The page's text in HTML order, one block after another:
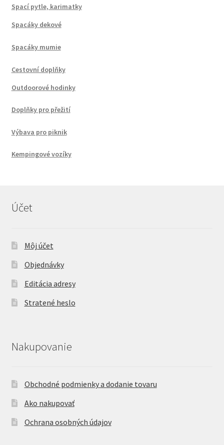
Spací pytle, karimatky
Spacáky dekové
Spacáky mumie
Cestovní doplňky
Outdoorové hodinky
Doplňky pro přežití
Výbava pro piknik
Kempingové vozíky
Účet
Môj účet
Objednávky
Editácia adresy
Stratené heslo
Nakupovanie
Obchodné podmienky a dodanie tovaru
Ako nakupovať
Ochrana osobných údajov